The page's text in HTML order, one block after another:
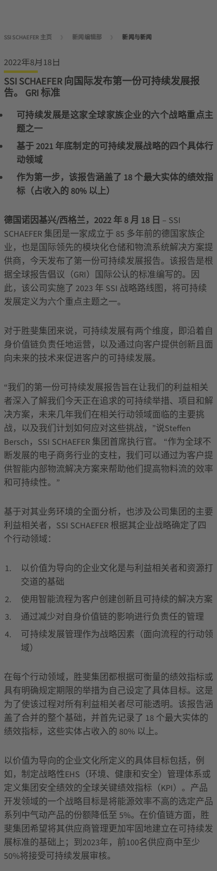
SSI SCHAEFER 主页 新闻编辑部 新闻与新闻
2022年8月18日
SSI SCHAEFER 向国际发布第一份可持续发展报
告。 GRI 标准
可持续发展是这家全球家族企业的六个战略重点主
题之一
基于 2021 年底制定的可持续发展战略的四个具体行
动领域
作为第一步，该报告涵盖了 18 个最大实体的绩效指
标（占收入的 80% 以上）
德国诺因基兴/西格兰，2022 年 8 月 18 日 – SSI
SCHAEFER 集团是一家成立于 85 多年前的德国家族企
业，也是国际领先的模块化仓储和物流系统解决方案提
供商，今天发布了第一份可持续发展报告。该报告是根
据全球报告倡议（GRI）国际公认的标准编写的。因
此，该公司实施了 2023 年 SSI 战略路线图，将可持续
发展定义为六个重点主题之一。
对于胜斐集团来说，可持续发展有两个维度，即沿着自
身价值链负责任地运营，以及通过向客户提供创新且面
向未来的技术来促进客户的可持续发展。
“我们的第一份可持续发展报告旨在让我们的利益相关
者深入了解我们今天正在追求的可持续举措、项目和解
决方案，未来几年我们在相关行动领域面临的主要挑
战，以及我们计划如何应对这些挑战，”说Steffen
Bersch，SSI SCHAEFER 集团首席执行官。 “作为全球不
断发展的电子商务行业的支柱，我们可以通过为客户提
供智能内部物流解决方案来帮助他们提高物料流的效率
和可持续性。”
基于对其业务环境的全面分析，也涉及公司集团的主要
利益相关者，SSI SCHAEFER 根据其企业战略确定了四
个行动领域：
以价值为导向的企业文化是与利益相关者和资源打
交道的基础
使用智能流程为客户创建创新且可持续的解决方案
通过减少对自身价值链的影响进行负责任的管理
可持续发展管理作为战略因素（面向流程的行动领
域）
在每个行动领域，胜斐集团都根据可衡量的绩效指标或
具有明确规定期限的举措为自己设定了具体目标。这是
为了使该过程对所有利益相关者尽可能透明。该报告涵
盖了合并的整个基础，并首先记录了 18 个最大实体的
绩效指标，这些实体占收入的 80% 以上。
以价值为导向的企业文化所定义的具体目标包括，例
如，制定战略性EHS（环境、健康和安全）管理体系或
定义集团安全绩效的全球关键绩效指标（KPI）。产品
开发领域的一个战略目标是将能源效率不高的选定产品
系列中气动产品的份额降低至 5%。在价值链方面，胜
斐集团希望将其供应商管理更加牢固地建立在可持续发
展标准的基础上；到2023年，前100名供应商中至少
50%将接受可持续发展审核。